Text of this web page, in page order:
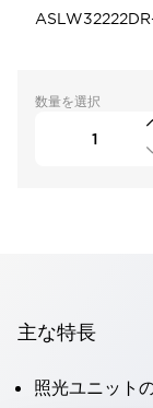
数量を選択
主な特長
照光ユニット